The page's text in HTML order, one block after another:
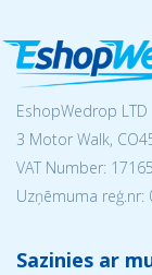
EshopWedrop LTD
3 Motor Walk,
VAT Number:
Uzņēmuma reģ.nr:
Sazinies ar